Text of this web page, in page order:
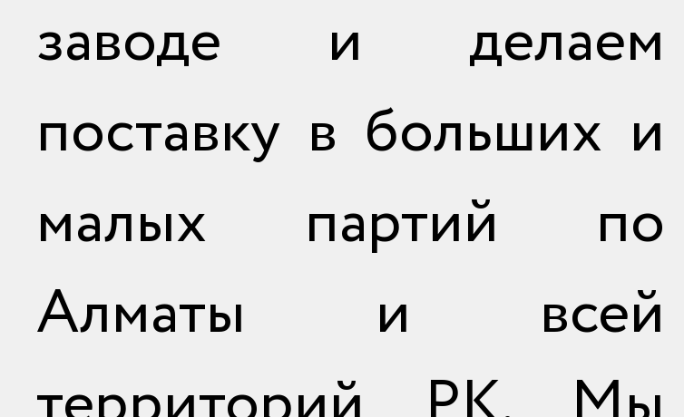
заводе и делаем
поставку в больших и
малых партий по
Алматы и всей